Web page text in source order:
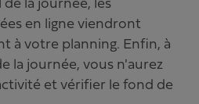
de la journée, les
en ligne viendront
à votre planning. Enfin, à
la journée, vous n'aurez
et vérifier le fond de